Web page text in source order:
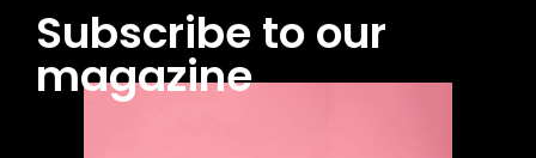
Subscribe to our
magazine